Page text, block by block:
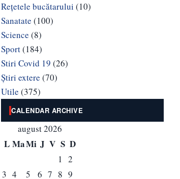
Rețetele bucătarului (10)
Sanatate (100)
Science (8)
Sport(184)
Stiri Covid 19 (26)
Știri extere (70)
Utile (375)
CALENDAR ARCHIVE
august 2026
L MaMi J V S D
1 2
3 4 5 6 7 8 9